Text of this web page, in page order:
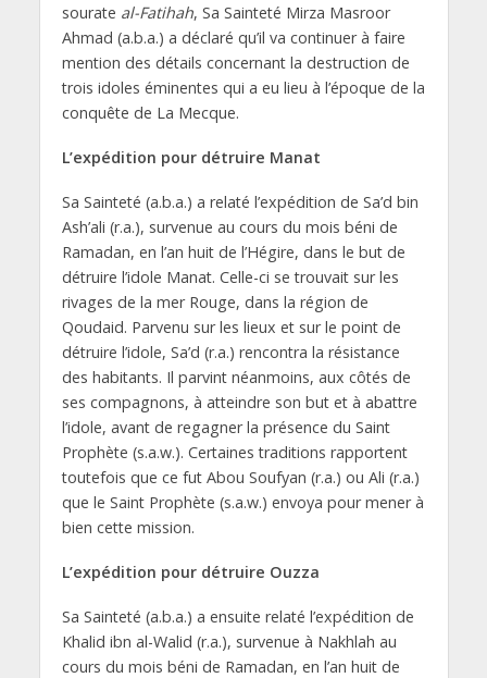
sourate al-Fatihah, Sa Sainteté Mirza Masroor
Ahmad (a.b.a.) a déclaré qu’il va continuer à faire
mention des détails concernant la destruction de
trois idoles éminentes qui a eu lieu à l’époque de la
conquête de La Mecque.
L’expédition pour détruire Manat
Sa Sainteté (a.b.a.) a relaté l’expédition de Sa’d bin
Ash’ali (r.a.), survenue au cours du mois béni de
Ramadan, en l’an huit de l’Hégire, dans le but de
détruire l’idole Manat. Celle-ci se trouvait sur les
rivages de la mer Rouge, dans la région de
Qoudaid. Parvenu sur les lieux et sur le point de
détruire l’idole, Sa’d (r.a.) rencontra la résistance
des habitants. Il parvint néanmoins, aux côtés de
ses compagnons, à atteindre son but et à abattre
l’idole, avant de regagner la présence du Saint
Prophète (s.a.w.). Certaines traditions rapportent
toutefois que ce fut Abou Soufyan (r.a.) ou Ali (r.a.)
que le Saint Prophète (s.a.w.) envoya pour mener à
bien cette mission.
L’expédition pour détruire Ouzza
Sa Sainteté (a.b.a.) a ensuite relaté l’expédition de
Khalid ibn al-Walid (r.a.), survenue à Nakhlah au
cours du mois béni de Ramadan, en l’an huit de